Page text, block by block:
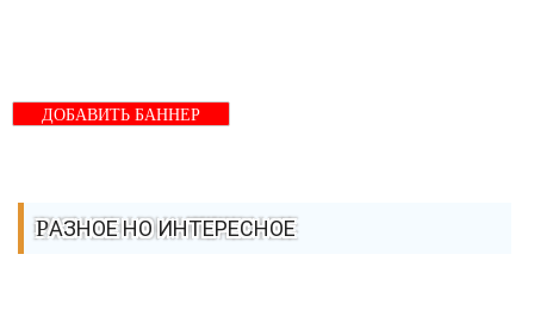
ДОБАВИТЬ БАННЕР
РАЗНОЕ НО ИНТЕРЕСНОЕ